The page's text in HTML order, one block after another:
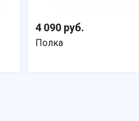
4 090 руб.
Полка